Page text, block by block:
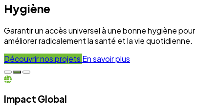
+10k
Bénéficiaires directs de nos projets sur le terrain.
Engagement
Transparence et dévouement pour chaque initiative.